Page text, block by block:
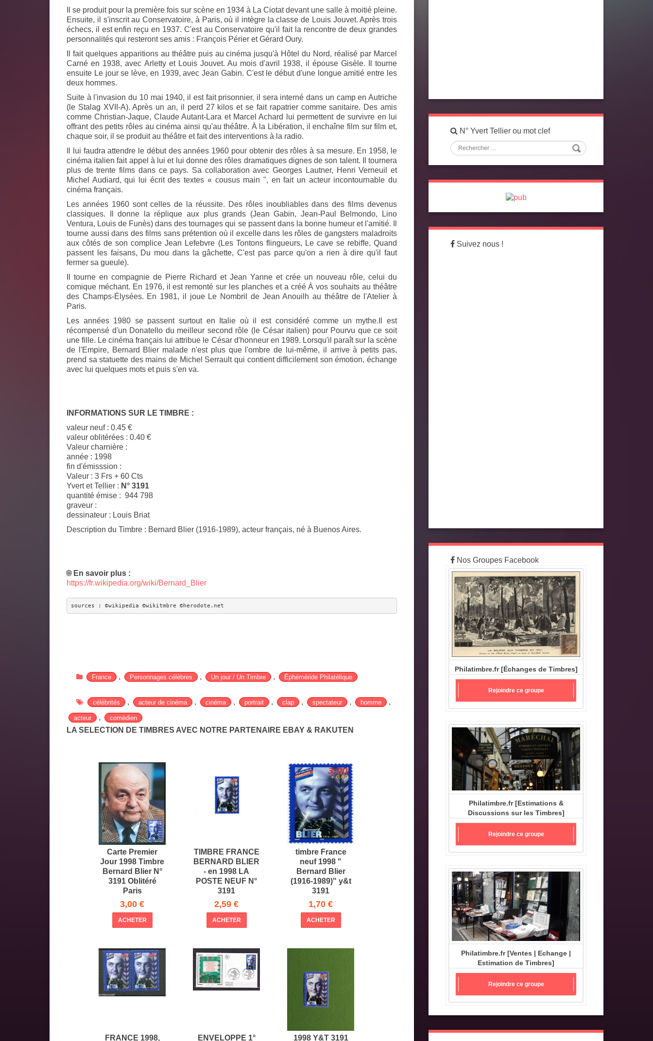
Il se produit pour la première fois sur scène en 1934 à La Ciotat devant une salle à moitié pleine.
Ensuite, il s'inscrit au Conservatoire, à Paris, où il intègre la classe de Louis Jouvet. Après trois
échecs, il est enfin reçu en 1937. C'est au Conservatoire qu'il fait la rencontre de deux grandes
personnalités qui resteront ses amis : François Périer et Gérard Oury.
Il fait quelques apparitions au théâtre puis au cinéma jusqu'à Hôtel du Nord, réalisé par Marcel
Carné en 1938, avec Arletty et Louis Jouvet. Au mois d'avril 1938, il épouse Gisèle. Il tourne
ensuite Le jour se lève, en 1939, avec Jean Gabin. C'est le début d'une longue amitié entre les
deux hommes.
Suite à l'invasion du 10 mai 1940, il est fait prisonnier, il sera interné dans un camp en Autriche
(le Stalag XVII-A). Après un an, il perd 27 kilos et se fait rapatrier comme sanitaire. Des amis
comme Christian-Jaque, Claude Autant-Lara et Marcel Achard lui permettent de survivre en lui
offrant des petits rôles au cinéma ainsi qu'au théâtre. À la Libération, il enchaîne film sur film et,
chaque soir, il se produit au théâtre et fait des interventions à la radio.
Il lui faudra attendre le début des années 1960 pour obtenir des rôles à sa mesure. En 1958, le
cinéma italien fait appel à lui et lui donne des rôles dramatiques dignes de son talent. Il tournera
plus de trente films dans ce pays. Sa collaboration avec Georges Lautner, Henri Verneuil et
Michel Audiard, qui lui écrit des textes « cousus main ", en fait un acteur incontournable du
cinéma français.
Les années 1960 sont celles de la réussite. Des rôles inoubliables dans des films devenus
classiques. Il donne la réplique aux plus grands (Jean Gabin, Jean-Paul Belmondo, Lino
Ventura, Louis de Funès) dans des tournages qui se passent dans la bonne humeur et l'amitié. Il
tourne aussi dans des films sans prétention où il excelle dans les rôles de gangsters maladroits
aux côtés de son complice Jean Lefebvre (Les Tontons flingueurs, Le cave se rebiffe,Quand
passent les faisans, Du mou dans la gâchette,C'est pas parce qu'on a rien à dire qu'il faut
fermer sa gueule).
Il tourne en compagnie de Pierre Richard et Jean Yanne et crée un nouveau rôle, celui du
comique méchant. En 1976, il est remonté sur les planches et a crééÀ vos souhaits au théâtre
des Champs-Élysées. En 1981, il joue Le Nombril
de Jean Anouilh au théâtre de l'Atelier à
Paris.
Les années 1980 se passent surtout en Italie où il est considéré comme un mythe.Il est
récompensé d'un Donatello du meilleur second rôle (le César italien) pour Pourvu que ce soit
une fille. Le cinéma français lui attribue le César d'honneur en 1989. Lorsqu'il paraît sur la scène
de l'Empire, Bernard Blier malade n'est plus que l'ombre de lui-même, il arrive à petits pas,
prend sa statuette des mains de Michel Serrault qui contient difficilement son émotion, échange
avec lui quelques mots et puis s'en va.
INFORMATIONS SUR LE TIMBRE :
valeur neuf : 0.45 €
valeur oblitérées : 0.40 €
Valeur charnière :
année : 1998
fin d'émisssion :
Valeur : 3 Frs + 60 Cts
Yvert et Tellier : N° 3191
quantité émise : 944 798
graveur :
dessinateur : Louis Briat
Description du Timbre : Bernard Blier (1916-1989), acteur français, né à Buenos Aires.
🌐 En savoir plus :
https://fr.wikipedia.org/wiki/Bernard_Blier
sources : ©wikipedia ©wikitmbre ©herodote.net
France , Personnages célèbres , Un jour / Un Timbre , Éphéméride Philatélique
célébrités , acteur de cinéma , cinéma , portrait , clap , spectateur , homme ,
acteur , comédien
LA SELECTION DE TIMBRES AVEC NOTRE PARTENAIRE EBAY & RAKUTEN
Carte Premier
Jour 1998 Timbre
Bernard Blier N°
3191 Oblitéré
Paris
3,00 €
ACHETER
TIMBRE FRANCE
BERNARD BLIER
- en 1998 LA
POSTE NEUF N°
3191
2,59 €
ACHETER
timbre France
neuf 1998 "
Bernard Blier
(1916-1989)" y&t
3191
1,70 €
ACHETER
FRANCE 1998, ENVELOPPE 1° 1998 Y&T 3191
N° Yvert Tellier ou mot clef
Suivez nous !
Nos Groupes Facebook
Philatimbre.fr [Échanges de Timbres]
Rejoindre ce groupe
Philatimbre.fr [Estimations &
Discussions sur les Timbres]
Rejoindre ce groupe
Philatimbre.fr [Ventes | Echange |
Estimation de Timbres]
Rejoindre ce groupe